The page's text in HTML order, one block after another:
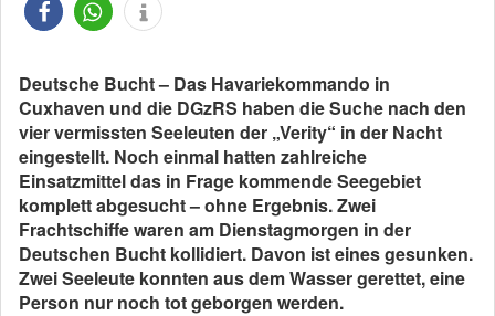
Deutsche Bucht – Das Havariekommando in
Cuxhaven und die DGzRS haben die Suche nach den
vier vermissten Seeleuten der „Verity“ in der Nacht
eingestellt. Noch einmal hatten zahlreiche
Einsatzmittel das in Frage kommende Seegebiet
komplett abgesucht – ohne Ergebnis. Zwei
Frachtschiffe waren am Dienstagmorgen in der
Deutschen Bucht kollidiert. Davon ist eines gesunken.
Zwei Seeleute konnten aus dem Wasser gerettet, eine
Person nur noch tot geborgen werden.